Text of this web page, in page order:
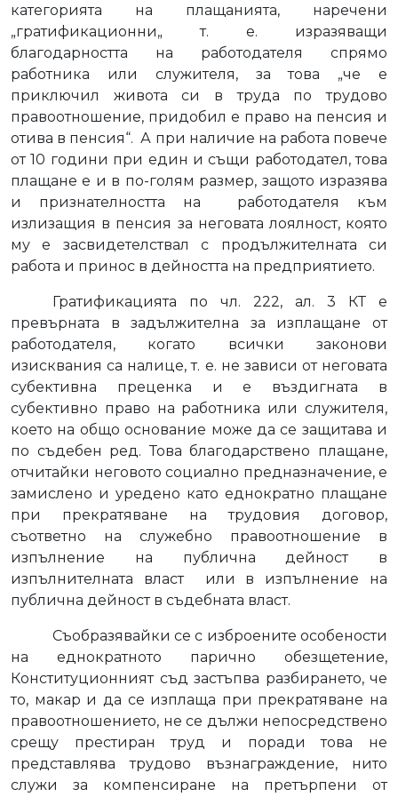
категорията на плащанията, наречени
„гратификационни„ т. е. изразяващи
благодарността на работодателя спрямо
работника или служителя, за това „че е
приключил живота си в труда по трудово
правоотношение, придобил е право на пенсия и
отива в пенсия“. А при наличие на работа повече
от 10 години при един и същи работодател, това
плащане е и в по-голям размер, защото изразява
и признателността на
работодателя към
излизащия в пенсия за неговата лоялност, която
му е засвидетелствал с продължителната си
работа и принос в дейността на предприятието.
Гратификацията по чл. 222, ал. 3 КТ е
превърната в задължителна за изплащане от
работодателя, когато всички законови
изисквания са налице, т. е. не зависи от неговата
субективна преценка и е въздигната в
субективно право на работника или служителя,
което на общо основание може да се защитава и
по съдебен ред. Това благодарствено плащане,
отчитайки неговото социално предназначение, е
замислено и уредено като еднократно плащане
при прекратяване на трудовия договор,
съответно на служебно правоотношение в
изпълнение на публична дейност в
изпълнителната власт
или в изпълнение на
публична дейност в съдебната власт.
Съобразявайки се с изброените особености
на еднократното парично обезщетение,
Конституционният съд застъпва разбирането, че
то, макар и да се изплаща при прекратяване на
правоотношението, не се дължи непосредствено
срещу престиран труд и поради това не
представлява трудово възнаграждение, нито
служи за компенсиране на претърпени от